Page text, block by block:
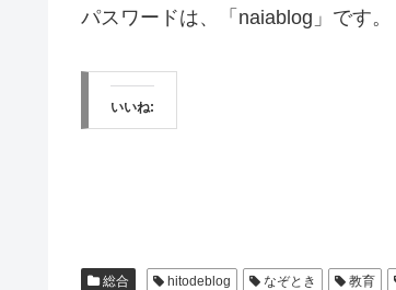
パスワードは、「naiablog」です。
いいね:
総合 hitodeblog なぞとき 教育